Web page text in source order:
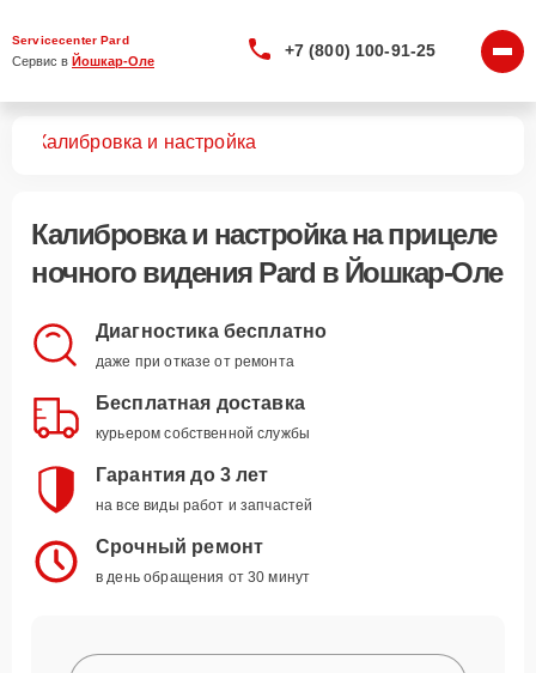
Servicecenter Pard
Сервис в Йошкар-Оле
+7 (800) 100-91-25
Калибровка и настройка
Калибровка и настройкана прицеле
ночного видения Pard в Йошкар-Оле
Диагностика бесплатно
даже при отказе от ремонта
Бесплатная доставка
курьером собственной службы
Гарантия до 3 лет
на все виды работ и запчастей
Срочный ремонт
в день обращения от 30 минут